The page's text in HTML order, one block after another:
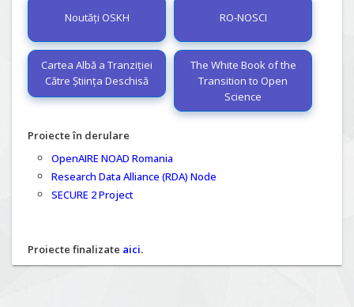
Noutăți OSKH RO-NOSCI
Cartea Albă a Tranziției
Către Știința Deschisă
The White Book of the
Transition to Open
Science
Proiecte în derulare
OpenAIRE NOAD Romania
Research Data Alliance (RDA) Node
SECURE 2 Project
Proiecte finalizate aici.